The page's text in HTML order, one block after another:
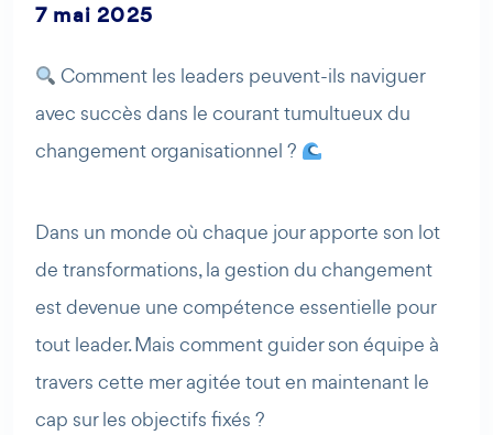
7 mai 2025
Comment les leaders peuvent-ils naviguer
avec succès dans le courant tumultueux du
changement organisationnel ?
Dans un monde où chaque jour apporte son lot
de transformations, la gestion du changement
est devenue une compétence essentielle pour
tout leader. Mais comment guider son équipe à
travers cette mer agitée tout en maintenant le
cap sur les objectifs fixés ?
Bonjour ! Comment puis-je vous aider aujourd'hui ? Voulez-
vous essayer Maibee, demander des renseignements, ou
prendre rendez-vous avec nous ?